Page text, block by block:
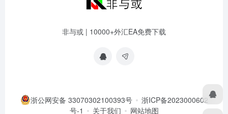
非与或 | 10000+外汇EA免费下载
浙公网安备 33070302100393号
浙ICP备2023000602
号-1
关于我们 网站地图